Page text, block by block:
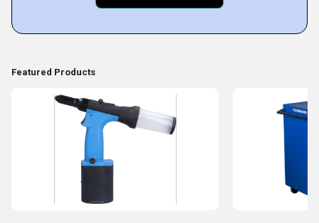
Featured Products